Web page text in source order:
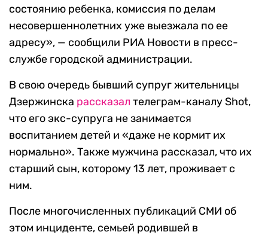
состоянию ребенка, комиссия по делам
несовершеннолетних уже выезжала по ее
адресу», — сообщили РИА Новости в пресс-
службе городской администрации.
В свою очередь бывший супруг жительницы
Дзержинска рассказал телеграм-каналу Shot,
что его экс-супруга не занимается
воспитанием детей и «даже не кормит их
нормально». Также мужчина рассказал, что их
старший сын, которому 13 лет, проживает с
ним.
После многочисленных публикаций СМИ об
этом инциденте, семьей родившей в